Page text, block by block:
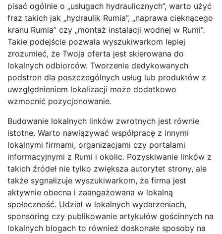
pisać ogólnie o „usługach hydraulicznych”, warto użyć
fraz takich jak „hydraulik Rumia”, „naprawa cieknącego
kranu Rumia” czy „montaż instalacji wodnej w Rumi”.
Takie podejście pozwala wyszukiwarkom lepiej
zrozumieć, że Twoja oferta jest skierowana do
lokalnych odbiorców. Tworzenie dedykowanych
podstron dla poszczególnych usług lub produktów z
uwzględnieniem lokalizacji może dodatkowo
wzmocnić pozycjonowanie.
Budowanie lokalnych linków zwrotnych jest równie
istotne. Warto nawiązywać współpracę z innymi
lokalnymi firmami, organizacjami czy portalami
informacyjnymi z Rumi i okolic. Pozyskiwanie linków z
takich źródeł nie tylko zwiększa autorytet strony, ale
także sygnałizuje wyszukiwarkom, że firma jest
aktywnie obecna i zaangażowana w lokalną
społeczność. Udział w lokalnych wydarzeniach,
sponsoring czy publikowanie artykułów gościnnych na
lokalnych blogach to również doskonałe sposoby na